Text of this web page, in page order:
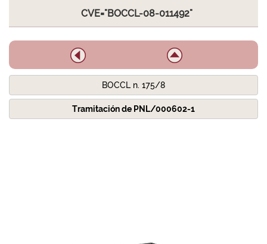
CVE="BOCCL-08-011492"
BOCCL n. 175/8
Tramitación de PNL/000602-1